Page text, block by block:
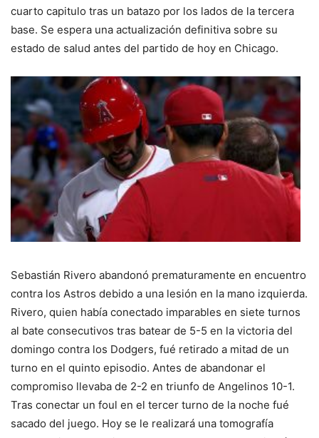
cuarto capitulo tras un batazo por los lados de la tercera
base. Se espera una actualización definitiva sobre su
estado de salud antes del partido de hoy en Chicago.
Sebastián Rivero abandonó prematuramente en encuentro
contra los Astros debido a una lesión en la mano izquierda.
Rivero, quien había conectado imparables en siete turnos
al bate consecutivos tras batear de 5-5 en la victoria del
domingo contra los Dodgers, fué retirado a mitad de un
turno en el quinto episodio. Antes de abandonar el
compromiso llevaba de 2-2 en triunfo de Angelinos 10-1.
Tras conectar un foul en el tercer turno de la noche fué
sacado del juego. Hoy se le realizará una tomografía